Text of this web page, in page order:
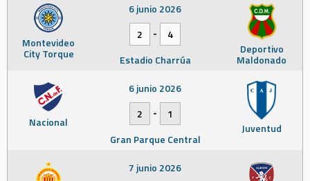
Montevideo
City Torque Deportivo
Maldonado
6 junio 2026
2
-
4
Estadio Charrúa
Nacional Juventud
6 junio 2026
2
-
1
Gran Parque Central
7 junio 2026